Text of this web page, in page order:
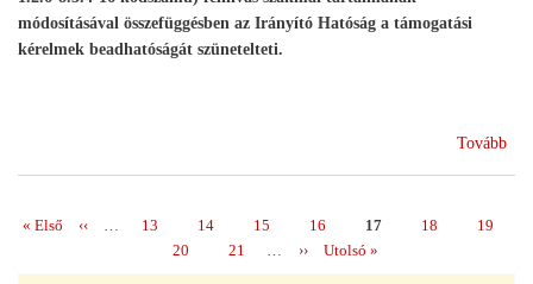
módosításával összefüggésben az Irányító Hatóság a támogatási
kérelmek beadhatóságát szünetelteti.
Tovább
Első
« Első
Előző
‹‹ … Page
13 Page
14 Page
15 Page
16 Page
17 Page
18 Page
19
Page
20 Page
21 …
Következő
oldal
››
Utolsó
oldal
Utolsó »